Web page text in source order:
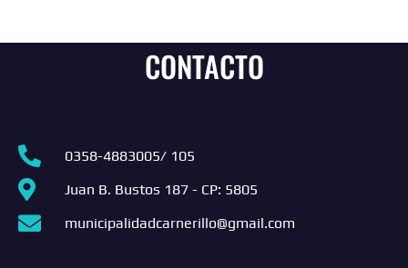
CONTACTO
0358-4883005/ 105
Juan B. Bustos 187 - CP: 5805
municipalidadcarnerillo@gmail.com